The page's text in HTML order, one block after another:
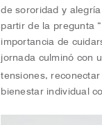
de sororidad y
partir de la pregunta
importancia de
jornada culminó con
tensiones,
bienestar individual